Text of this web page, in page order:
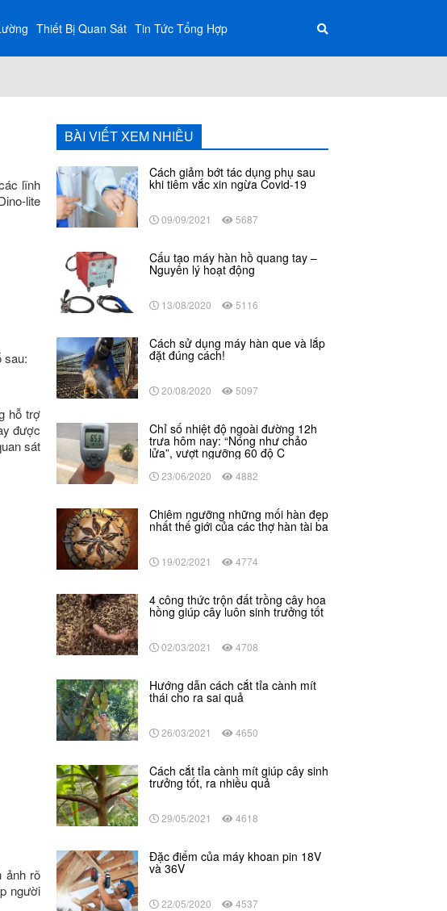
Thiết Bị Quan Sát Tin Tức Tổng Hợp
lĩnh
lite
sau:
hỗ trợ
được
sát
ảnh rõ
người
BÀI VIẾT XEM NHIỀU
Cách giảm bớt tác dụng phụ sau
khi tiêm vắc xin ngừa Covid-19
09/09/2021 5687
Cấu tạo máy hàn hồ quang tay –
Nguyên lý hoạt động
13/08/2020 5116
Cách sử dụng máy hàn que và lắp
đặt đúng cách!
20/08/2020 5097
Chỉ số nhiệt độ ngoài đường 12h
trưa hôm nay: “Nóng như chảo
lửa”, vượt ngưỡng 60 độ C
23/06/2020 4882
Chiêm ngưỡng những mối hàn đẹp
nhất thế giới của các thợ hàn tài ba
19/02/2021 4774
4 công thức trộn đất trồng cây hoa
hồng giúp cây luôn sinh trưởng tốt
02/03/2021 4708
Hướng dẫn cách cắt tỉa cành mít
thái cho ra sai quả
26/03/2021 4650
Cách cắt tỉa cành mít giúp cây sinh
trưởng tốt, ra nhiều quả
29/05/2021 4618
Đặc điểm của máy khoan pin 18V
và 36V
22/05/2020 4537